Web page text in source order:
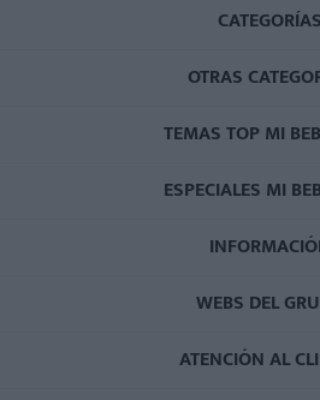
CATEGORÍAS
OTRAS
TEMAS TOP MI
ESPECIALES MI
WEBS DEL
ATENCIÓN AL